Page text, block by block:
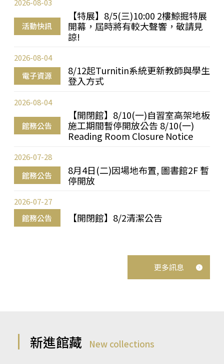
活動快訊
【特展】8/5(三)10:00 2樓鯨掘特展
開幕，屆時將有較大聲響，敬請見
諒!
2026-08-03
電子資源
8/12起Turnitin系統更新教師與學生
登入方式
2026-08-04
館務公告
【開閉館】8/10(一)自習室高架地板
施工期間暫停開放公告 8/10(一)
Reading Room Closure Notice
2026-08-04
館務公告
8月4日(二)因場地布置, 圖書館2F 暫
停開放
2026-07-28
館務公告 【開閉館】8/2清潔公告
2026-07-27
更多訊息
新進館藏 New collections